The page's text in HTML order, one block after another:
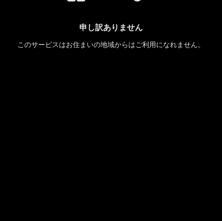
申し訳ありません
このサービスはお住まいの地域からはご利用になれません。